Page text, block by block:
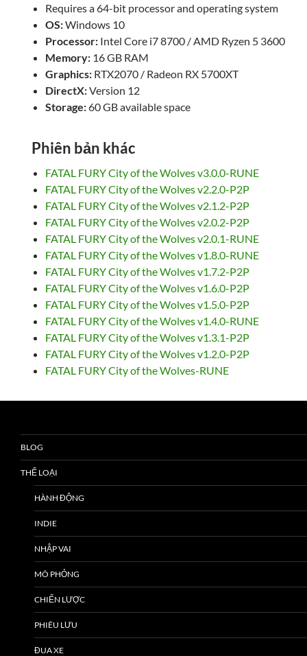
Requires a 64-bit processor and operating system
OS:Windows 10
Processor: Intel Core i7 8700 / AMD Ryzen 5 3600
Memory: 16 GB RAM
Graphics: RTX2070 / Radeon RX 5700XT
DirectX:Version 12
Storage:60 GB available space
Phiên bản khác
FATAL FURY City of the Wolves v3.0.0-RUNE
FATAL FURY City of the Wolves v2.2.0-P2P
FATAL FURY City of the Wolves v2.1.2-P2P
FATAL FURY City of the Wolves v2.0.2-P2P
FATAL FURY City of the Wolves v2.0.1-RUNE
FATAL FURY City of the Wolves v1.8.0-RUNE
FATAL FURY City of the Wolves v1.7.2-P2P
FATAL FURY City of the Wolves v1.6.0-P2P
FATAL FURY City of the Wolves v1.5.0-P2P
FATAL FURY City of the Wolves v1.4.0-RUNE
FATAL FURY City of the Wolves v1.3.1-P2P
FATAL FURY City of the Wolves v1.2.0-P2P
FATAL FURY City of the Wolves-RUNE
BLOG
THỂ LOẠI
HÀNH ĐỘNG
INDIE
NHẬP VAI
MÔ PHỎNG
CHIẾN LƯỢC
PHIÊU LƯU
ĐUA XE